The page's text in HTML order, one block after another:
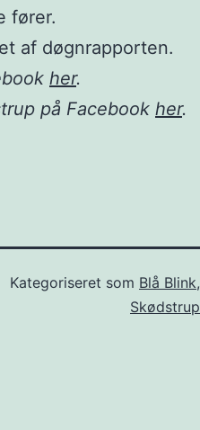
fører.
af døgnrapporten.
her.
på Facebook her.
Kategoriseret som Blå Blink,
Skødstrup